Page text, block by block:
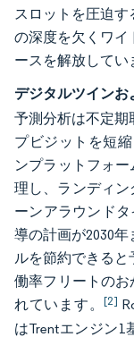
スロットを圧迫
の深度を欠くワイ
ースを解放してい
デジタルツイン
予測分析は不定期
プビジットを短
ンプラットフォ
理し、ランディン
ーンアラウンドタ
導の計画が2030
ルを節約できる
働率フリートのお
れています。[2]
はTrentエンジン1